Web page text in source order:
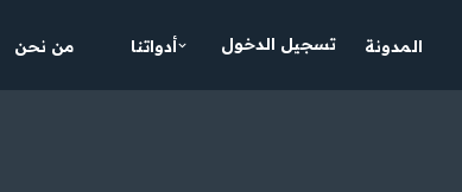
المدونة تسجيل الدخول أدواتنا من نحن